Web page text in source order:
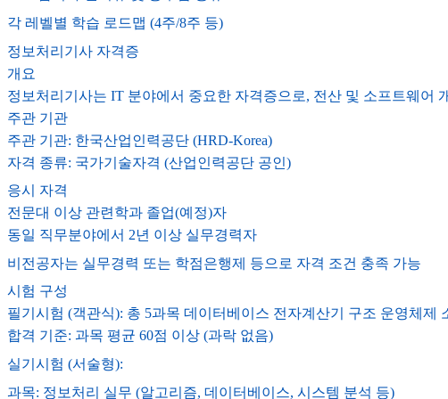
각 레벨별 학습 로드맵 (4주/8주 등)
정보처리기사 자격증
개요
정보처리기사는 IT 분야에서 중요한 자격증으로, 전산 및 소프트웨어
주관 기관
주관 기관: 한국산업인력공단 (HRD-Korea)
자격 종류: 국가기술자격 (산업인력공단 공인)
응시 자격
전문대 이상 관련학과 졸업(예정)자
동일 직무분야에서 2년 이상 실무경력자
비전공자는 실무경력 또는 학점은행제 등으로 자격 조건 충족 가능
시험 구성
필기시험 (객관식): 총 5과목 데이터베이스 전자계산기 구조 운영체제
합격 기준: 과목 평균 60점 이상 (과락 없음)
실기시험 (서술형):
과목: 정보처리 실무 (알고리즘, 데이터베이스, 시스템 분석 등)